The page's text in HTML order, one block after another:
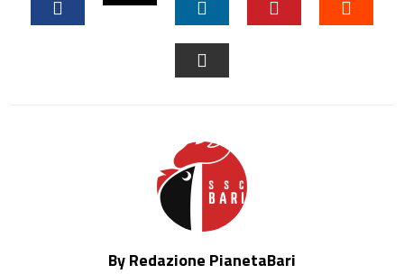
LINKEDIN
By Redazione PianetaBari